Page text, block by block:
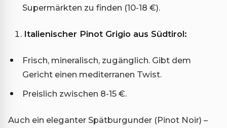
Supermärkten zu finden (10-18 €).
Italienischer Pinot Grigio aus Südtirol:
Frisch, mineralisch, zugänglich. Gibt dem
Gericht einen mediterranen Twist.
Preislich zwischen 8-15 €.
Auch ein eleganter Spätburgunder (Pinot Noir) –